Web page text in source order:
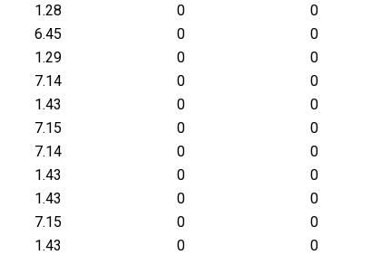
1.28 0 0
6.45 0 0
1.29 0 0
7.14 0 0
1.43 0 0
7.15 0 0
7.14 0 0
1.43 0 0
1.43 0 0
7.15 0 0
1.43 0 0